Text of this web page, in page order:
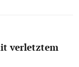
verletztem